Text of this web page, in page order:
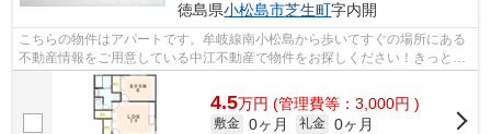
徳島県小松島市芝生町字内開
こちらの物件はアパートです。牟岐線南小松島から歩いてすぐの場所にある
不動産情報をご用意している中江不動産で物件をお探しください！きっとお
客様に適したな物件が見つかります。
4.5万円 (管理費等：3,000円 )
敷金 0ヶ月 礼金 0ヶ月